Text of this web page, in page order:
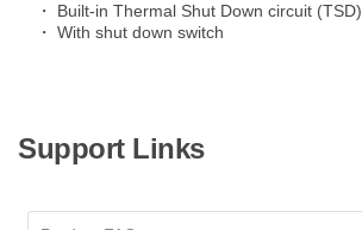
・ Built-in Thermal Shut Down circuit (TSD)
・ With shut down switch
Support Links